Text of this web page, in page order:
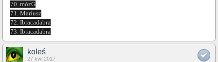
70. mózG
71. Mariusz
72. Ibracadabra
73. Ibracadabra
koleś
27 kwi 2017